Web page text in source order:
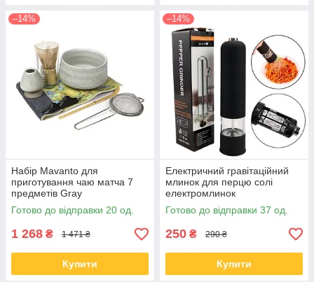
–14%
Набір Mavanto для
приготування чаю матча 7
предметів Gray
Готово до відправки 20 од.
1 268 ₴ 1 471 ₴
Купити
–14%
Електричний гравітаційний
млинок для перцю солі
електромлинок
Готово до відправки 37 од.
250 ₴ 290 ₴
Купити